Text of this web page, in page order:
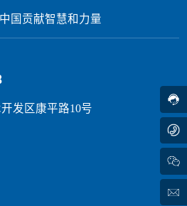
国贡献智慧和力量
发区康平路10号